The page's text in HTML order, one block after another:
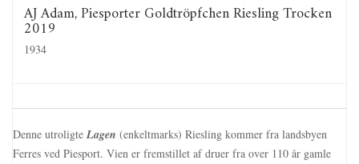
AJ Adam, Piesporter Goldtröpfchen Riesling Trocken
2019
1934
Denne utroligte Lagen (enkeltmarks) Riesling kommer fra landsbyen
Ferres ved Piesport. Vien er fremstillet af druer fra over 110 år gamle